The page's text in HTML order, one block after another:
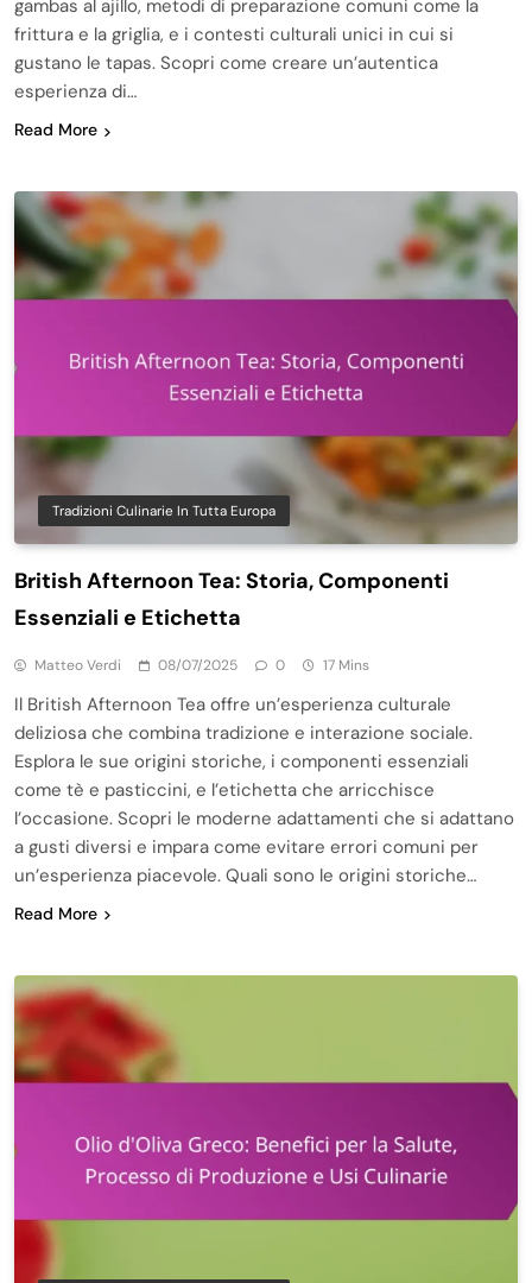
gambas al ajillo, metodi di preparazione comuni come la
frittura e la griglia, e i contesti culturali unici in cui si
gustano le tapas. Scopri come creare un’autentica
esperienza di…
Read More
Tradizioni Culinarie In Tutta Europa
British Afternoon Tea: Storia, Componenti
Essenziali e Etichetta
Matteo Verdi 08/07/2025 0 17 Mins
Il British Afternoon Tea offre un’esperienza culturale
deliziosa che combina tradizione e interazione sociale.
Esplora le sue origini storiche, i componenti essenziali
come tè e pasticcini, e l’etichetta che arricchisce
l’occasione. Scopri le moderne adattamenti che si adattano
a gusti diversi e impara come evitare errori comuni per
un’esperienza piacevole. Quali sono le origini storiche…
Read More